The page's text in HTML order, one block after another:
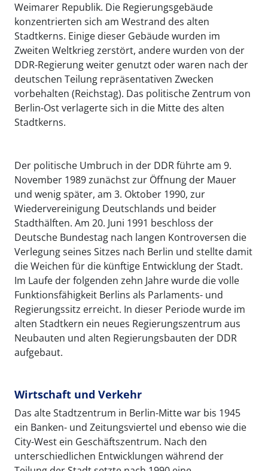
Weimarer Republik. Die Regierungsgebäude
konzentrierten sich am Westrand des alten
Stadtkerns. Einige dieser Gebäude wurden im
Zweiten Weltkrieg zerstört, andere wurden von der
DDR-Regierung weiter genutzt oder waren nach der
deutschen Teilung repräsentativen Zwecken
vorbehalten (Reichstag). Das politische Zentrum von
Berlin-Ost verlagerte sich in die Mitte des alten
Stadtkerns.
Der politische Umbruch in der DDR führte am 9.
November 1989 zunächst zur Öffnung der Mauer
und wenig später, am 3. Oktober 1990, zur
Wiedervereinigung Deutschlands und beider
Stadthälften. Am 20. Juni 1991 beschloss der
Deutsche Bundestag nach langen Kontroversen die
Verlegung seines Sitzes nach Berlin und stellte damit
die Weichen für die künftige Entwicklung der Stadt.
Im Laufe der folgenden zehn Jahre wurde die volle
Funktionsfähigkeit Berlins als Parlaments- und
Regierungssitz erreicht. In dieser Periode wurde im
alten Stadtkern ein neues Regierungszentrum aus
Neubauten und alten Regierungsbauten der DDR
aufgebaut.
Wirtschaft und Verkehr
Das alte Stadtzentrum in Berlin-Mitte war bis 1945
ein Banken- und Zeitungsviertel und ebenso wie die
City-West ein Geschäftszentrum. Nach den
unterschiedlichen Entwicklungen während der